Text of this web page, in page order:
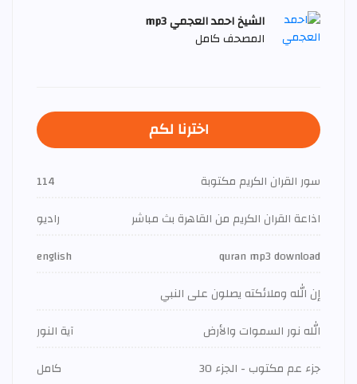
الشيخ احمد العجمي mp3
المصحف كامل
اخترنا لكم
سور القران الكريم مكتوبة
114
اذاعة القران الكريم من القاهرة بث مباشر
راديو
quran mp3 download
english
إن الله وملائكته يصلون على النبي
الله نور السموات والأرض
آية النور
جزء عم مكتوب - الجزء 30
كامل